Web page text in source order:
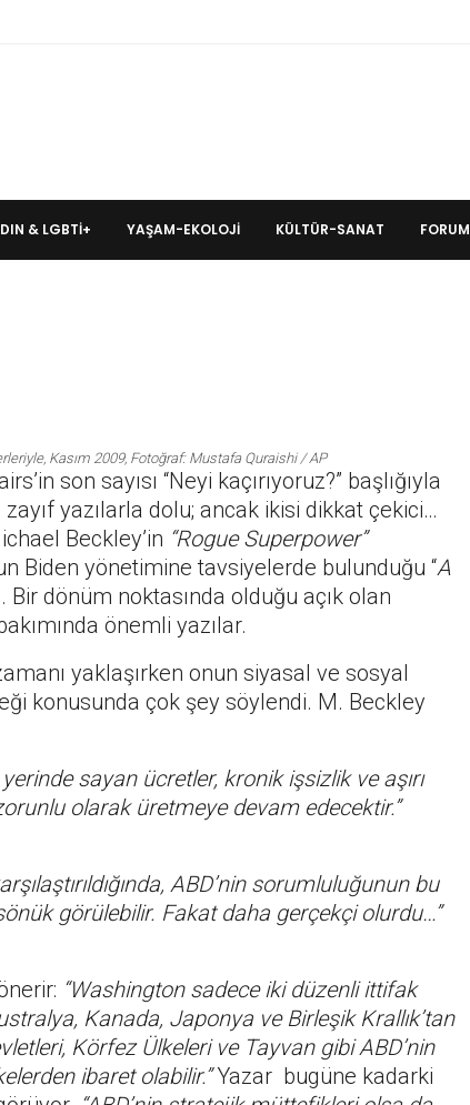
& LGBTİ+ YAŞAM-EKOLOJI KÜLTÜR-SANAT FORUM
Kasım 2009, Fotoğraf: Mustafa Quraishi / AP
son sayısı “Neyi kaçırıyoruz?” başlığıyla
zayıf yazılarla dolu; ancak ikisi dikkat çekici…
Beckley’in “Rogue Superpower”
Biden yönetimine tavsiyelerde bulunduğu “A
Bir dönüm noktasında olduğu açık olan
önemli yazılar.
yaklaşırken onun siyasal ve sosyal
konusunda çok şey söylendi. M. Beckley
sayan ücretler, kronik işsizlik ve aşırı
olarak üretmeye devam edecektir.”
ABD’nin sorumluluğunun bu
görülebilir. Fakat daha gerçekçi olurdu…”
“Washington sadece iki düzenli ittifak
Kanada, Japonya ve Birleşik Krallık’tan
Körfez Ülkeleri ve Tayvan gibi ABD’nin
ibaret olabilir.”Yazar bugüne kadarki